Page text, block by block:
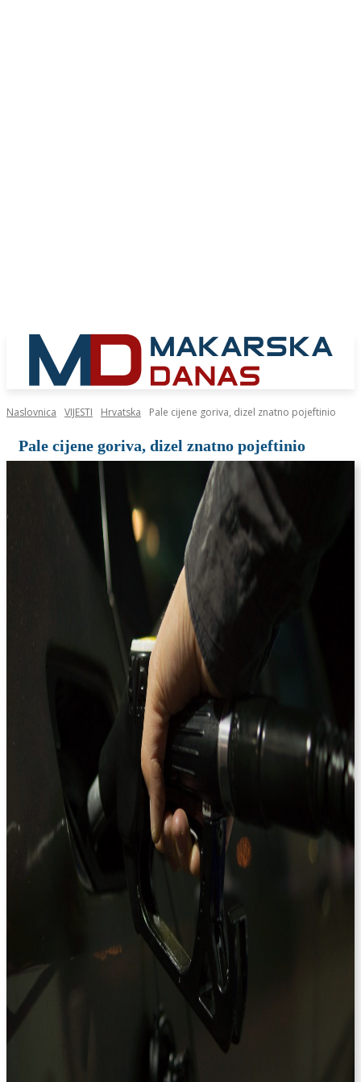
Naslovnica VIJESTI Hrvatska Pale cijene goriva, dizel znatno pojeftinio
Pale cijene goriva, dizel znatno pojeftinio